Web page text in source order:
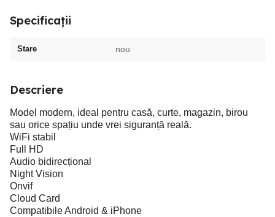
Specificații
Stare nou
Descriere
Model modern, ideal pentru casă, curte, magazin, birou
sau orice spațiu unde vrei siguranță reală.
WiFi stabil
Full HD
Audio bidirecțional
Night Vision
Onvif
Cloud Card
Compatibile Android & iPhone